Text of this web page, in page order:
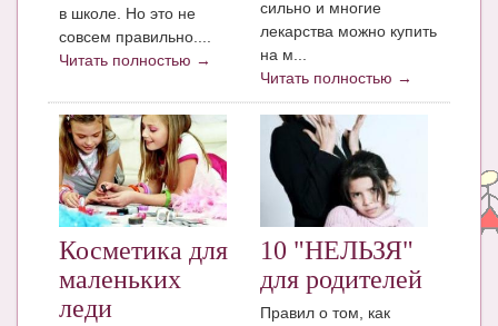
О проекте
Сотрудничество. Авторам
в школе. Но это не
совсем правильно....
Читать полностью →
сильно и многие
лекарства можно купить
на м...
Читать полностью →
Косметика для
маленьких
леди
10 "НЕЛЬЗЯ"
для родителей
Правил о том, как